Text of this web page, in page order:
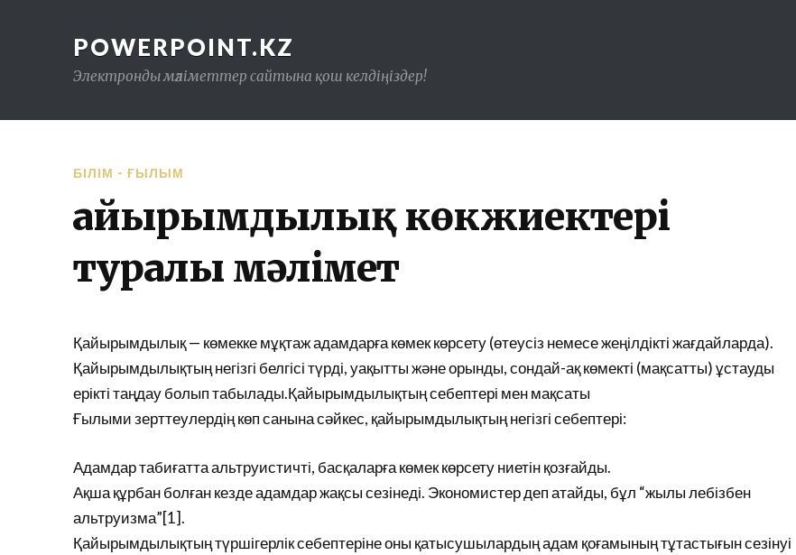
POWERPOINT.KZ
Электронды мәліметтер сайтына қош келдіңіздер!
БІЛІМ - ҒЫЛЫМ
Қайырымдылық көкжиектері
туралы мәлімет
Қайырымдылық — көмекке мұқтаж адамдарға көмек көрсету (өтеусіз немесе жеңілдікті жағдайларда).
Қайырымдылықтың негізгі белгісі түрді, уақытты және орынды, сондай-ақ көмекті (мақсатты) ұстауды
ерікті таңдау болып табылады.Қайырымдылықтың себептері мен мақсаты
Ғылыми зерттеулердің көп санына сәйкес, қайырымдылықтың негізгі себептері:
Адамдар табиғатта альтруистичті, басқаларға көмек көрсету ниетін қозғайды.
Ақша құрбан болған кезде адамдар жақсы сезінеді. Экономистер деп атайды, бұл “жылы лебізбен
альтруизма”[1].
Қайырымдылықтың түршігерлік себептеріне оны қатысушылардың адам қоғамының тұтастығын сезінуі